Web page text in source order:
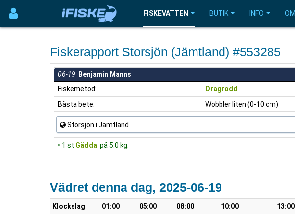
FISKEVATTEN BUTIK INFO OM
Fiskerapport Storsjön (Jämtland) #553285
06-19 Benjamin Manns
Fiskemetod:
Dragrodd
Bästa bete:
Wobbler liten (0-10 cm)
Storsjön i Jämtland
• 1 st Gädda på 5.0 kg.
Vädret denna dag, 2025-06-19
Klockslag 01:00 05:00 08:00 10:00 13:00